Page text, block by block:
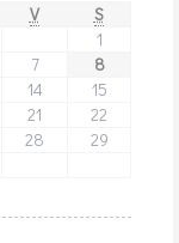
V
S
1
7
8
14
15
21
22
28
29